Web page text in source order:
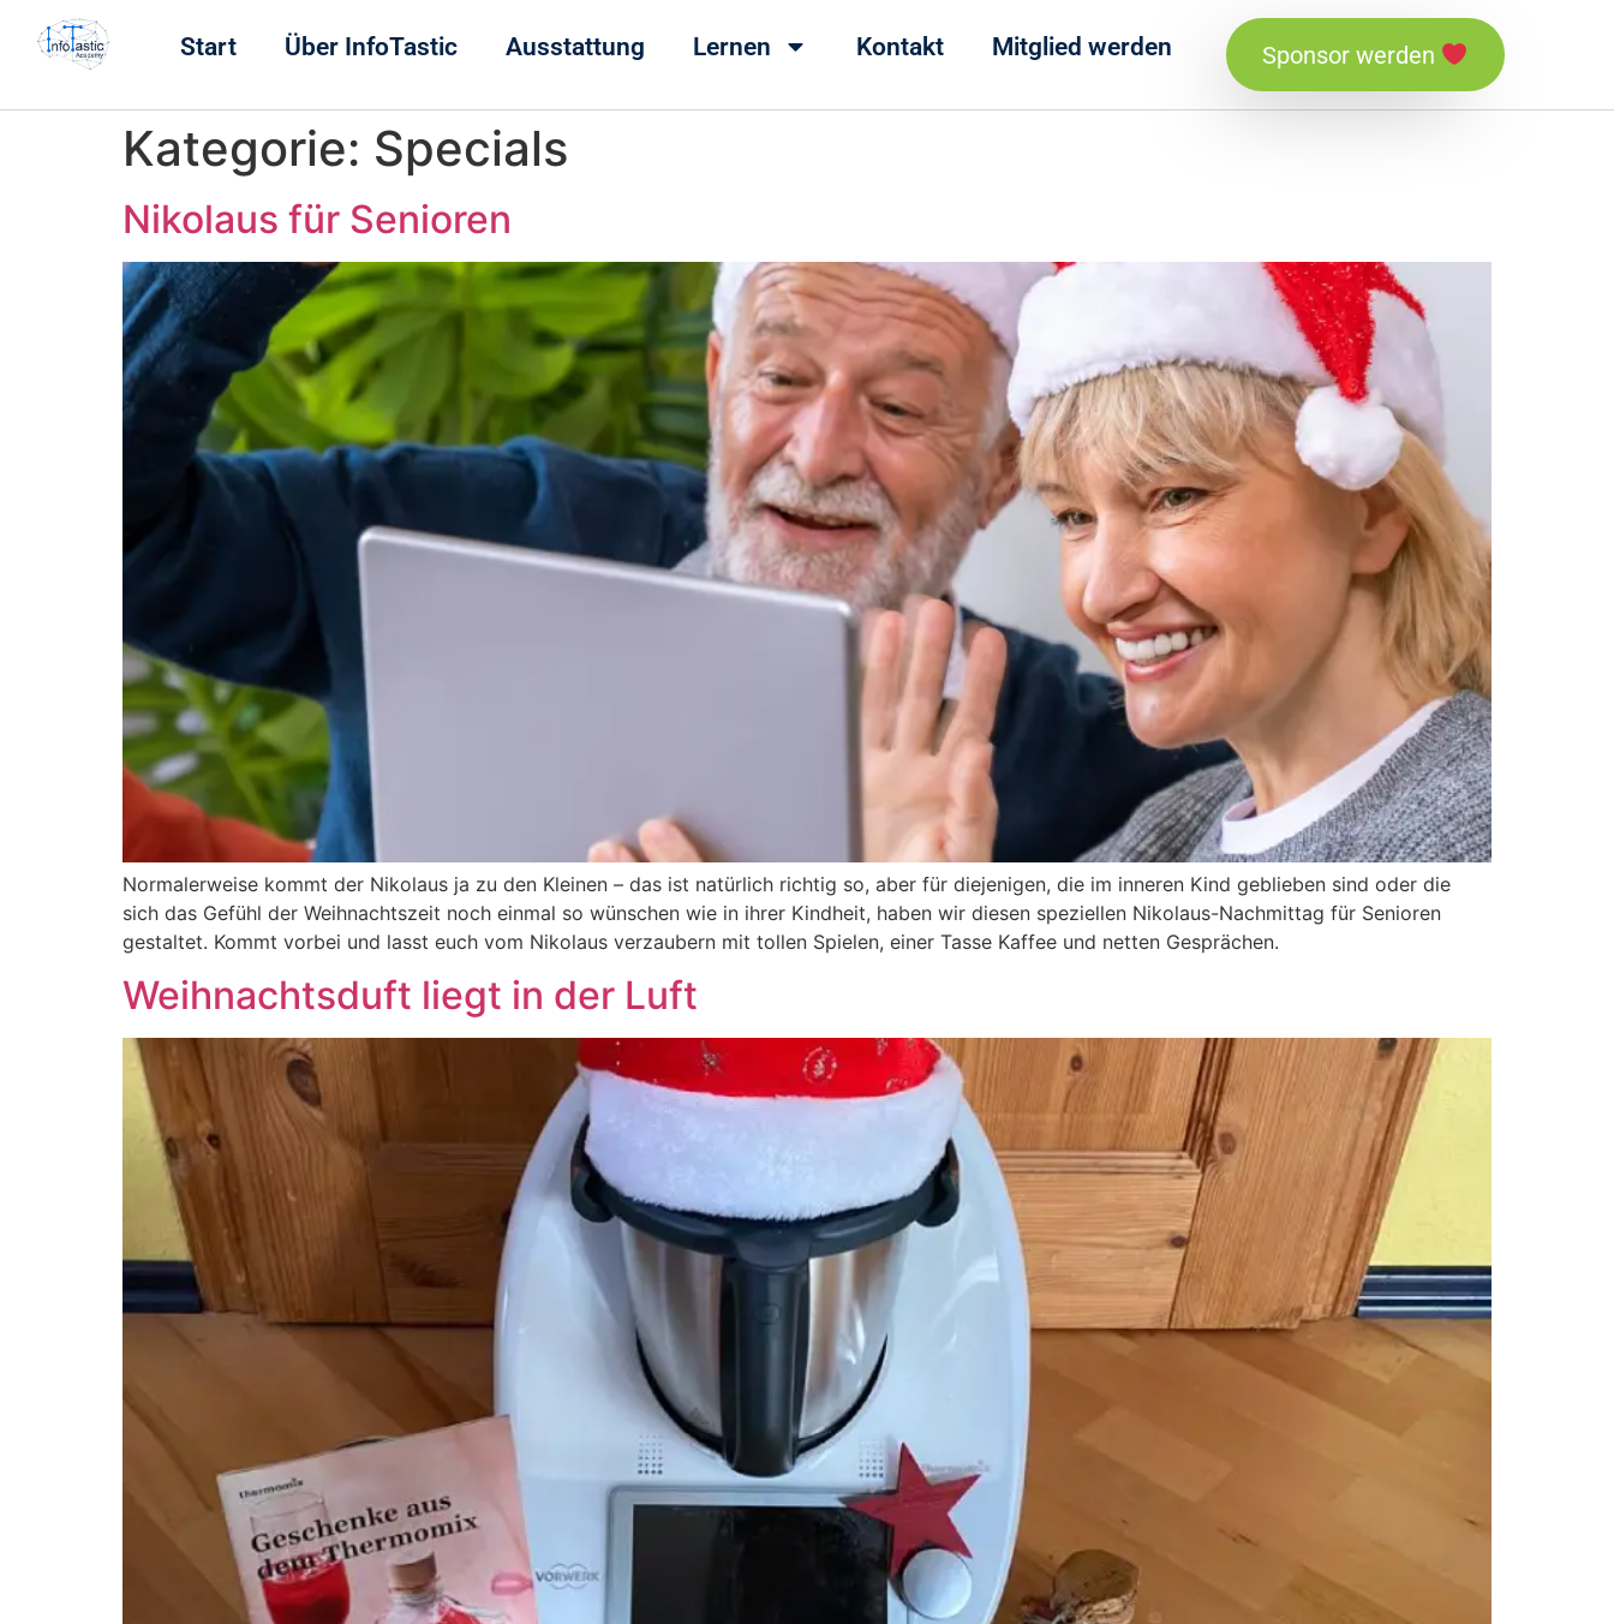
Start Über InfoTastic Ausstattung Lernen Kontakt Mitglied werden Sponsor werden
Kategorie: Specials
Nikolaus für Senioren
Normalerweise kommt der Nikolaus ja zu den Kleinen – das ist natürlich richtig so, aber für diejenigen, die im inneren Kind geblieben sind oder die
sich das Gefühl der Weihnachtszeit noch einmal so wünschen wie in ihrer Kindheit, haben wir diesen speziellen Nikolaus-Nachmittag für Senioren
gestaltet. Kommt vorbei und lasst euch vom Nikolaus verzaubern mit tollen Spielen, einer Tasse Kaffee und netten Gesprächen.
Weihnachtsduft liegt in der Luft